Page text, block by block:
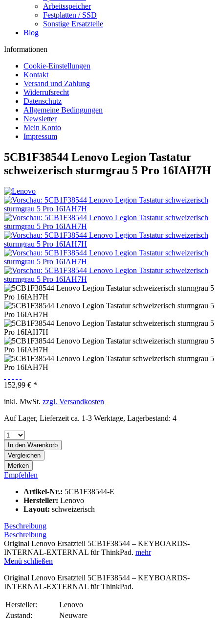
Arbeitsspeicher
Festplatten / SSD
Sonstige Ersatzteile
Blog
Informationen
Cookie-Einstellungen
Kontakt
Versand und Zahlung
Widerrufsrecht
Datenschutz
Allgemeine Bedingungen
Newsletter
Mein Konto
Impressum
5CB1F38544 Lenovo Legion Tastatur
schweizerisch sturmgrau 5 Pro 16IAH7H
152,99 € *
inkl. MwSt. zzgl. Versandkosten
Auf Lager, Lieferzeit ca. 1-3 Werktage, Lagerbestand: 4
In den Warenkorb
Vergleichen
Merken
Empfehlen
Artikel-Nr.: 5CB1F38544-E
Hersteller: Lenovo
Layout: schweizerisch
Beschreibung
Beschreibung
Original Lenovo Ersatzteil 5CB1F38544 – KEYBOARDS-
INTERNAL-EXTERNAL für ThinkPad. mehr
Menü schließen
Original Lenovo Ersatzteil 5CB1F38544 – KEYBOARDS-
INTERNAL-EXTERNAL für ThinkPad.
Hersteller:
Lenovo
Zustand:
Neuware